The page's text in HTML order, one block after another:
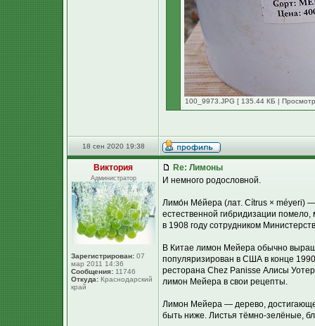
100_9973.JPG [ 135.44 КБ |
18 сен 2020 19:38
Виктория
Администратор
Зарегистрирован: 07
мар 2011 14:36
Сообщения: 11746
Откуда: Краснодарский
край
Re: Лимоны
И немного родословной.
Лимо́н Ме́йера (лат. Cítrus × méyeri)
естественной гибридизации
в 1908 году сотрудником
В Китае лимон Мейера обычно
популяризирован в США в конце
ресторана Chez Panisse Алисы
лимон Мейера в свои рецепты.
Лимон Мейера — дерево,
быть ниже. Листья тёмно-зелёные,